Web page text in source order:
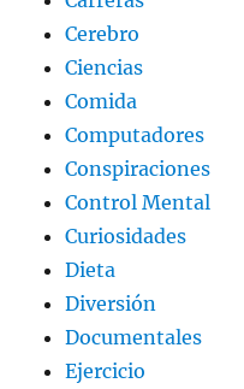
Cerebro
Ciencias
Comida
Computadores
Conspiraciones
Control Mental
Curiosidades
Dieta
Diversión
Documentales
Ejercicio